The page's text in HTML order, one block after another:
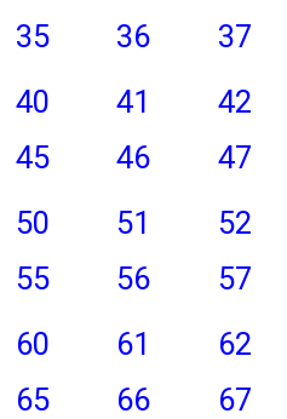
35
36 37
40
41 42
45
46 47
50
51 52
55
56 57
60
61 62
65
66 67